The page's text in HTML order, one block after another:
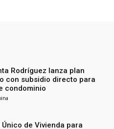
Rodríguez lanza plan
con subsidio directo para
condominio
Único de Vivienda para